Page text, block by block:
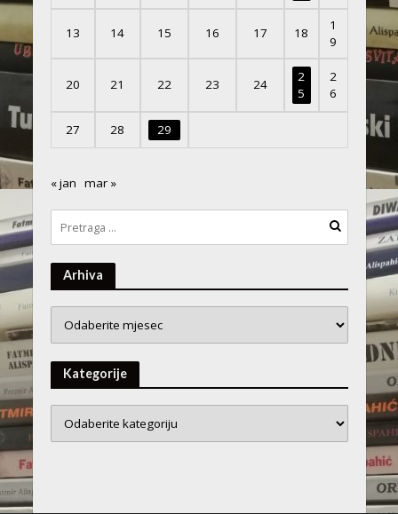
13 14 15 16 17 18
1
9
20 21 22 23 24
2
5
2
6
27 28 29
« jan mar »
Arhiva
Kategorije